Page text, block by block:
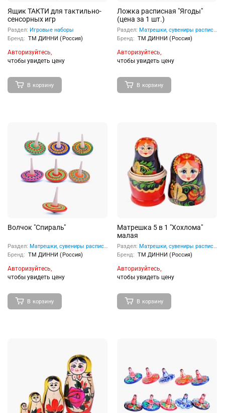
Ящик ТАКТИ для тактильно-
сенсорных игр
Раздел: Игровые наборы
Бренд: ТМ ДИННИ (Россия)
Авторизуйтесь,
чтобы увидеть цену
В корзину
Ложка расписная "Ягоды"
(цена за 1 шт.)
Раздел: Матрешки, сувениры расписные
Бренд: ТМ ДИННИ (Россия)
Авторизуйтесь,
чтобы увидеть цену
В корзину
Волчок "Спираль"
Раздел: Матрешки, сувениры расписные
Бренд: ТМ ДИННИ (Россия)
Авторизуйтесь,
чтобы увидеть цену
В корзину
Матрешка 5 в 1 "Хохлома"
малая
Раздел: Матрешки, сувениры расписные
Бренд: ТМ ДИННИ (Россия)
Авторизуйтесь,
чтобы увидеть цену
В корзину